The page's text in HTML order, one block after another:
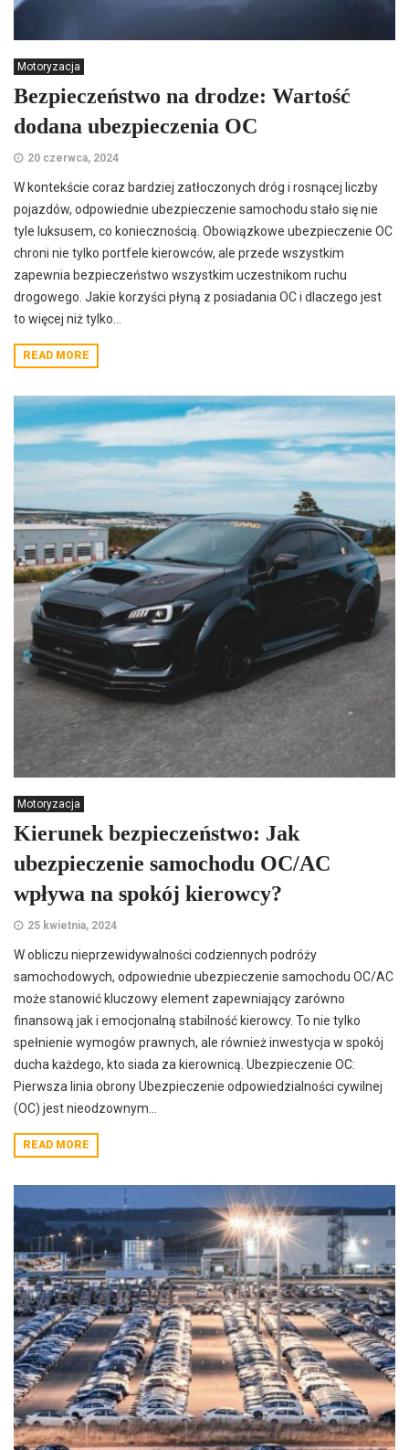
Motoryzacja
Bezpieczeństwo na drodze: Wartość
dodana ubezpieczenia OC
20 czerwca, 2024
W kontekście coraz bardziej zatłoczonych dróg i rosnącej liczby
pojazdów, odpowiednie ubezpieczenie samochodu stało się nie
tyle luksusem, co koniecznością. Obowiązkowe ubezpieczenie OC
chroni nie tylko portfele kierowców, ale przede wszystkim
zapewnia bezpieczeństwo wszystkim uczestnikom ruchu
drogowego. Jakie korzyści płyną z posiadania OC i dlaczego jest
to więcej niż tylko...
READ MORE
Motoryzacja
Kierunek bezpieczeństwo: Jak
ubezpieczenie samochodu OC/AC
wpływa na spokój kierowcy?
25 kwietnia, 2024
W obliczu nieprzewidywalności codziennych podróży
samochodowych, odpowiednie ubezpieczenie samochodu OC/AC
może stanowić kluczowy element zapewniający zarówno
finansową jak i emocjonalną stabilność kierowcy. To nie tylko
spełnienie wymogów prawnych, ale również inwestycja w spokój
ducha każdego, kto siada za kierownicą. Ubezpieczenie OC:
Pierwsza linia obrony Ubezpieczenie odpowiedzialności cywilnej
(OC) jest nieodzownym...
READ MORE